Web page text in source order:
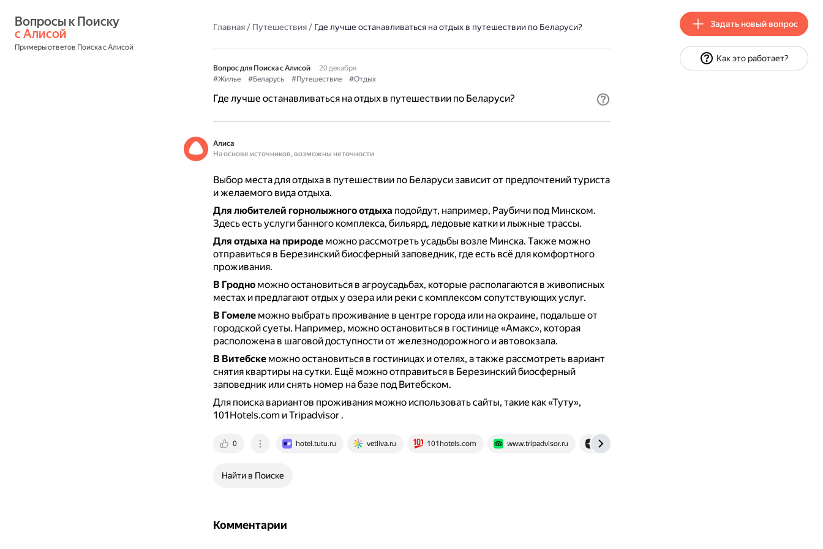
с Алисой
Примеры ответов Поиска с Алисой
Главная/ Путешествия/ Где лучше останавливаться на отдых в путешествии по Беларуси?
Вопрос для Поиска с Алисой
20 декабря
#Жилье
#Беларусь #Путешествие #Отдых
Где лучше останавливаться на отдых в путешествии по Беларуси?
Алиса
На основе источников, возможны неточности
Выбор места для отдыха в путешествии по Беларуси зависит от предпочтений туриста
и желаемого вида отдыха.
Для любителей горнолыжного отдыха подойдут, например, Раубичи под Минском.
Здесь есть услуги банного комплекса, бильярд, ледовые катки и лыжные трассы.
Для отдыха на природеможно рассмотреть усадьбы возле Минска. Также можно
отправиться в Березинский биосферный заповедник, где есть всё для комфортного
проживания.
В Гродноможно остановиться в агроусадьбах, которые располагаются в живописных
местах и предлагают отдых у озера или реки с комплексом сопутствующих услуг.
В Гомелеможно выбрать проживание в центре города или на окраине, подальше от
городской суеты. Например, можно остановиться в гостинице «Амакс», которая
расположена в шаговой доступности от железнодорожного и автовокзала.
В Витебскеможно остановиться в гостиницах и отелях, а также рассмотреть вариант
снятия квартиры на сутки. Ещё можно отправиться в Березинский биосферный
заповедник или снять номер на базе под Витебском.
Для поиска вариантов проживания можно использовать сайты, такие как «Туту»,
101Hotels.com и Tripadvisor .
0 hotel.tutu.ru vetliva.ru 101hotels.com www.tripadvisor.ru dzen.ru
Найти в Поиске
Комментарии
Задать новый вопрос
Как это работает?